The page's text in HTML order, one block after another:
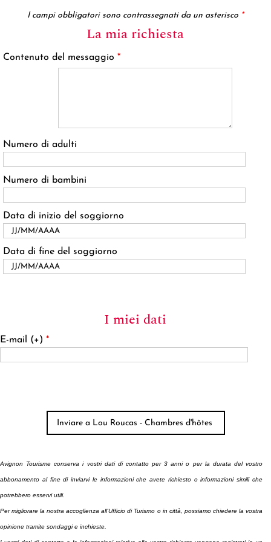
I campi obbligatori sono contrassegnati da un asterisco *
La mia richiesta
Contenuto del messaggio *
Numero di adulti
Numero di bambini
Data di inizio del soggiorno
Data di fine del soggiorno
I miei dati
E-mail (+) *
Avignon Tourisme conserva i vostri dati di contatto per 3 anni o per la durata del vostro
abbonamento al fine di inviarvi le informazioni che avete richiesto o informazioni simili che
potrebbero esservi utili.
Per migliorare la nostra accoglienza all'Ufficio di Turismo o in città, possiamo chiedere la vostra
opinione tramite sondaggi e inchieste.